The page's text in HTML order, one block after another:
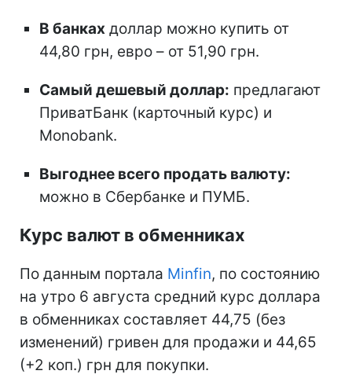
В банках доллар можно купить от
44,80 грн, евро – от 51,90 грн.
Самый дешевый доллар: предлагают
ПриватБанк (карточный курс) и
Monobank.
Выгоднее всего продать валюту:
можно в Сбербанке и ПУМБ.
Курс валют в обменниках
По данным портала Minfin, по состоянию
на утро 6 августа средний курс доллара
в обменниках составляет 44,75 (без
изменений) гривен для продажи и 44,65
(+2 коп.) грн для покупки.